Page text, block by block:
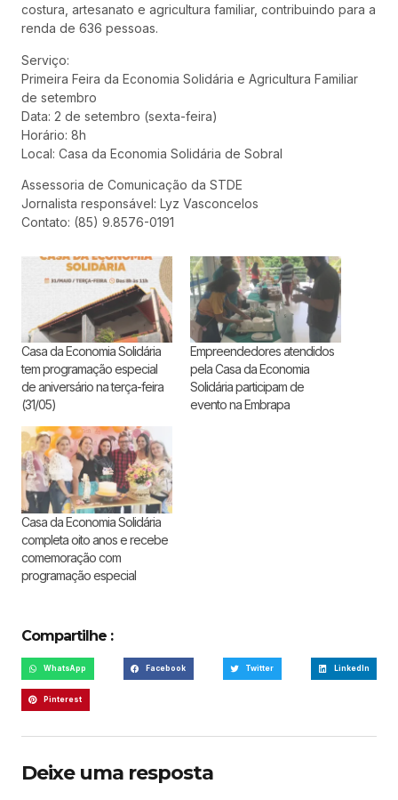
costura, artesanato e agricultura familiar, contribuindo para a
renda de 636 pessoas.
Serviço:
Primeira Feira da Economia Solidária e Agricultura Familiar
de setembro
Data: 2 de setembro (sexta-feira)
Horário: 8h
Local: Casa da Economia Solidária de Sobral
Assessoria de Comunicação da STDE
Jornalista responsável: Lyz Vasconcelos
Contato: (85) 9.8576-0191
Casa da Economia Solidária
tem programação especial
de aniversário na terça-feira
(31/05)
Empreendedores atendidos
pela Casa da Economia
Solidária participam de
evento na Embrapa
Casa da Economia Solidária
completa oito anos e recebe
comemoração com
programação especial
Compartilhe :
WhatsApp Facebook Twitter LinkedIn
Pinterest
Deixe uma resposta